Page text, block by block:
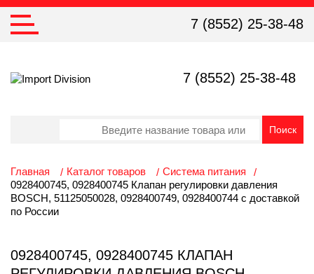
7 (8552) 25-38-48
7 (8552) 25-38-48
Главная Каталог товаров
Система питания
0928400745, 0928400745 Клапан регулировки давления
BOSCH, 51125050028, 0928400749, 0928400744 с доставкой
по России
0928400745, 0928400745 КЛАПАН